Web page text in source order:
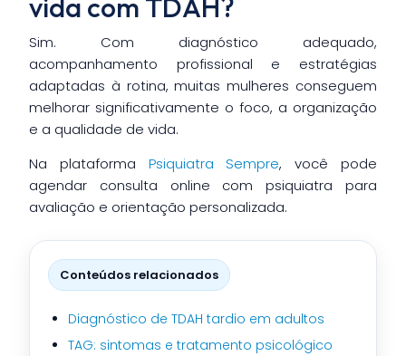
vida com TDAH?
Sim. Com diagnóstico adequado,
acompanhamento profissional e estratégias
adaptadas à rotina, muitas mulheres conseguem
melhorar significativamente o foco, a organização
e a qualidade de vida.
Na plataforma Psiquiatra Sempre, você pode
agendar consulta online com psiquiatra para
avaliação e orientação personalizada.
Conteúdos relacionados
Diagnóstico de TDAH tardio em adultos
TAG: sintomas e tratamento psicológico